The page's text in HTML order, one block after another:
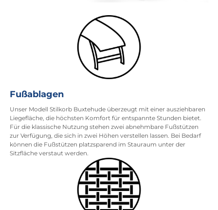
Fußablagen
Unser Modell Stilkorb Buxtehude überzeugt mit einer ausziehbaren
Liegefläche, die höchsten Komfort für entspannte Stunden bietet.
Für die klassische Nutzung stehen zwei abnehmbare Fußstützen
zur Verfügung, die sich in zwei Höhen verstellen lassen. Bei Bedarf
können die Fußstützen platzsparend im Stauraum unter der
Sitzfläche verstaut werden.